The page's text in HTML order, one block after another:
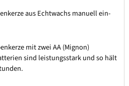
aus Echtwachs manuell ein-
mit zwei AA (Mignon)
sind leistungsstark und so hält